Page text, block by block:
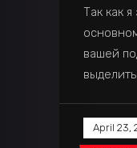
Так как
вашей
выделить
April 23,